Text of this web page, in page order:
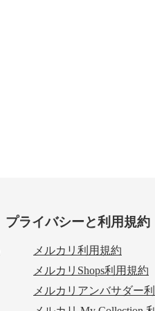
プライバシーと利用規約
メルカリ利用規約
メルカリShops利用規約
メルカリアンバサダー